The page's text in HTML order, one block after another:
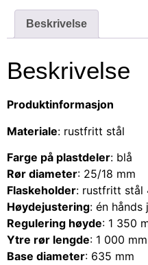
Beskrivelse
Beskrivelse
Produktinformasjon
Materiale: rustfritt stål
Farge på plastdeler: blå
Rør diameter: 25/18 mm
Flaskeholder: rustfritt stål
Høydejustering: én hånds
Regulering høyde: 1 350
Ytre rør lengde: 1 000 mm
Base diameter: 635 mm